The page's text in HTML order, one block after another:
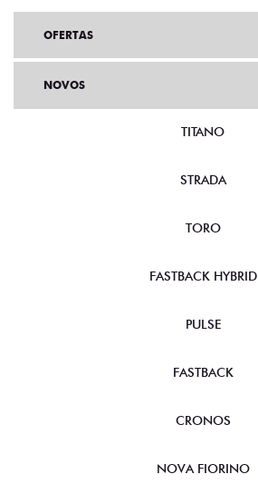
OFERTAS
NOVOS
TITANO
STRADA
TORO
FASTBACK HYBRID
PULSE
FASTBACK
CRONOS
NOVA FIORINO